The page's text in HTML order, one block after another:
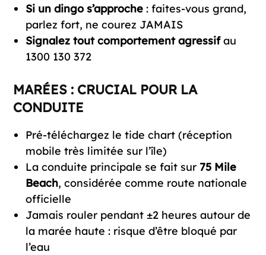
Si un dingo s’approche: faites-vous grand,
parlez fort, ne courez JAMAIS
Signalez tout comportement agressifau
1300 130 372
MARÉES : CRUCIAL POUR LA
CONDUITE
Pré-téléchargez le tide chart (réception
mobile très limitée sur l’île)
La conduite principale se fait sur 75 Mile
Beach, considérée comme route nationale
officielle
Jamais rouler pendant ±2 heures autour de
la marée haute : risque d’être bloqué par
l’eau